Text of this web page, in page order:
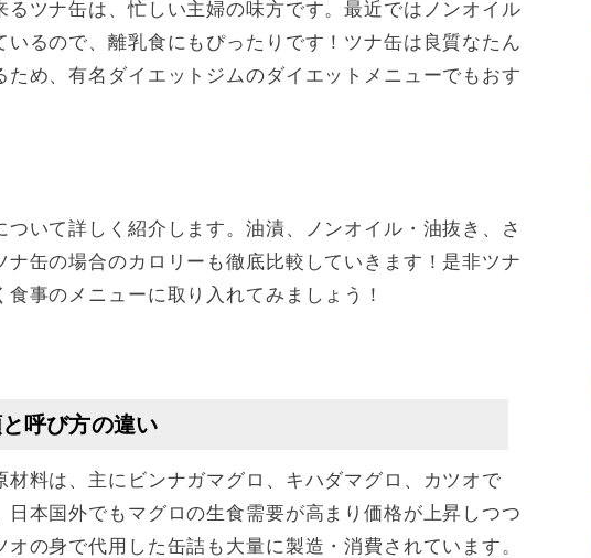
ツナ缶は、忙しい主婦の味方です。最近ではノンオイル
るので、離乳食にもぴったりです！ツナ缶は良質なたん
め、有名ダイエットジムのダイエットメニューでもおす
いて詳しく紹介します。油漬、ノンオイル・油抜き、さ
ナ缶の場合のカロリーも徹底比較していきます！是非ツナ
事のメニューに取り入れてみましょう！
呼び方の違い
材料は、主にビンナガマグロ、キハダマグロ、カツオで
本国外でもマグロの生食需要が高まり価格が上昇しつつ
の身で代用した缶詰も大量に製造・消費されています。